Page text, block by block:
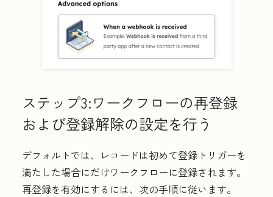
ステップ3:ワークフローの再登録
および登録解除の設定を行う
デフォルトでは、レコードは初めて登録トリガーを
満たした場合にだけワークフローに登録されます。
再登録を有効にするには、次の手順に従います。